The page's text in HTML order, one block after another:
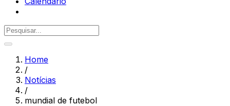
Home
/
Notícias
/
mundial de futebol